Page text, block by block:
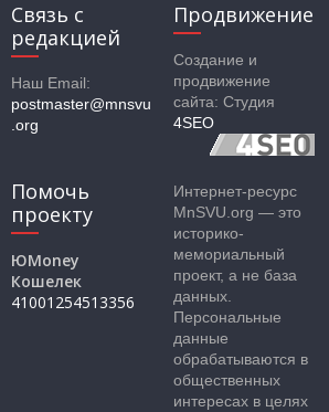
Связь с
редакцией
Наш Email:
postmaster@mnsvu
.org
Помочь
проекту
ЮMoney
Кошелек
41001254513356
Продвижение
Создание и
продвижение
сайта: Студия
4SEO
Интернет-ресурс
MnSVU.org — это
историко-
мемориальный
проект, а не база
данных.
Персональные
данные
обрабатываются в
общественных
интересах в целях